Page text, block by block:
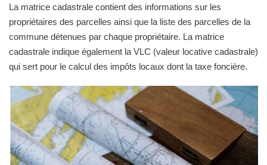
La matrice cadastrale contient des informations sur les
propriétaires des parcelles ainsi que la liste des parcelles de la
commune détenues par chaque propriétaire. La matrice
cadastrale indique également la VLC (valeur locative cadastrale)
qui sert pour le calcul des impôts locaux dont la taxe foncière.